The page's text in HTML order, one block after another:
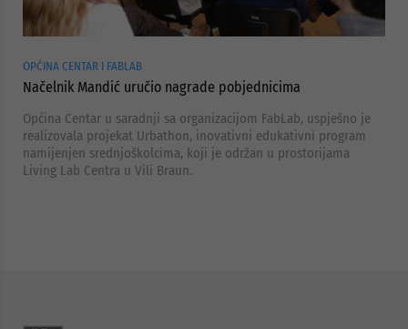
OPĆINA CENTAR I FABLAB
Načelnik Mandić uručio nagrade pobjednicima
Općina Centar u saradnji sa organizacijom FabLab, uspješno je
realizovala projekat Urbathon, inovativni edukativni program
namijenjen srednjoškolcima, koji je održan u prostorijama
Living Lab Centra u Vili Braun.